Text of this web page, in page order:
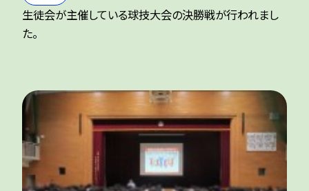
生徒会が主催している球技大会の決勝戦が行われまし
た。